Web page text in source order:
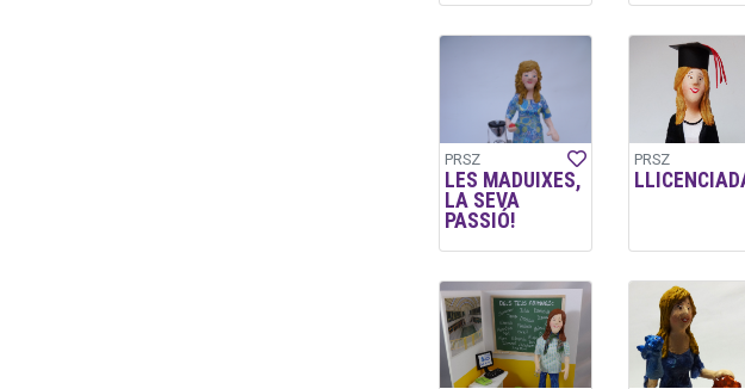
PRSZ
LES MADUIXES,
LA SEVA
PASSIÓ!
PRSZ